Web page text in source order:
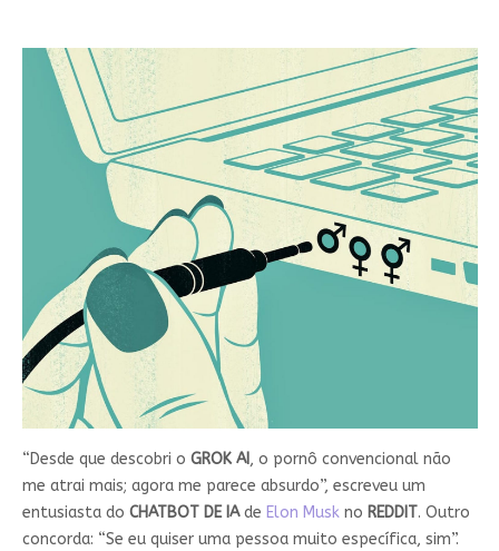
“Desde que descobri o GROK AI, o pornô convencional não
me atrai mais; agora me parece absurdo”, escreveu um
entusiasta do CHATBOT DE IAde Elon Muskno REDDIT. Outro
concorda: “Se eu quiser uma pessoa muito específica, sim”.